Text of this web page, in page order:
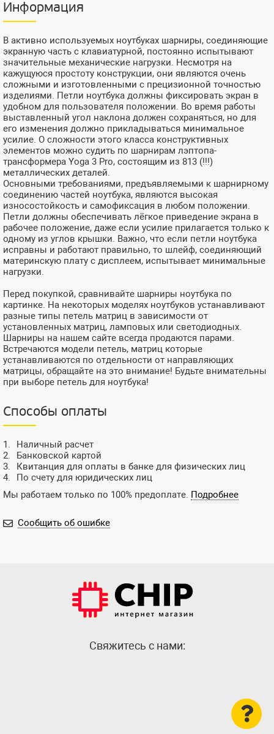
Информация
В активно используемых ноутбуках шарниры, соединяющие
экранную часть с клавиатурной, постоянно испытывают
значительные механические нагрузки. Несмотря на
кажущуюся простоту конструкции, они являются очень
сложными и изготовленными с прецизионной точностью
изделиями. Петли ноутбука должны фиксировать экран в
удобном для пользователя положении. Во время работы
выставленный угол наклона должен сохраняться, но для
его изменения должно прикладываться минимальное
усилие. О сложности этого класса конструктивных
элементов можно судить по шарнирам лэптопа-
трансформера Yoga 3 Pro, состоящим из 813 (!!!)
металлических деталей.
Основными требованиями, предъявляемыми к шарнирному
соединению частей ноутбука, являются высокая
износостойкость и самофиксация в любом положении.
Петли должны обеспечивать лёгкое приведение экрана в
рабочее положение, даже если усилие прилагается только к
одному из углов крышки. Важно, что если петли ноутбука
исправны и работают правильно, то шлейф, соединяющий
материнскую плату с дисплеем, испытывает минимальные
нагрузки.
Перед покупкой, сравнивайте шарниры ноутбука по
картинке. На некоторых моделях ноутбуков устанавливают
разные типы петель матриц в зависимости от
установленных матриц, ламповых или светодиодных.
Шарниры на нашем сайте всегда продаются парами.
Встречаются модели петель, матриц которые
устанавливаются по отдельности от направляющих
матрицы, обращайте на это внимание! Будьте внимательны
при выборе петель для ноутбука!
Способы оплаты
Наличный расчет
Банковской картой
Квитанция для оплаты в банке для физических лиц
По счету для юридических лиц
Мы работаем только по 100% предоплате. Подробнее
Сообщить об ошибке
Cвяжитесь с нами: